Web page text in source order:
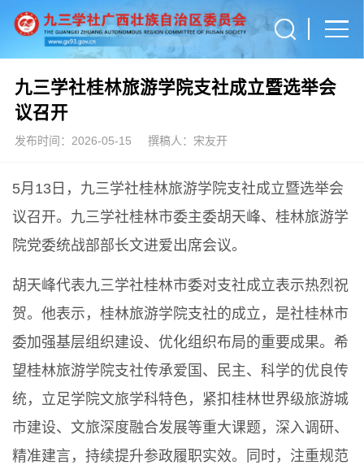
九三学社桂林旅游学院支社成立暨选举会
议召开
发布时间：2026-05-15 撰稿人：宋友开
5月13日，九三学社桂林旅游学院支社成立暨选举会
议召开。九三学社桂林市委主委胡天峰、桂林旅游学
院党委统战部部长文进爱出席会议。
胡天峰代表九三学社桂林市委对支社成立表示热烈祝
贺。他表示，桂林旅游学院支社的成立，是社桂林市
委加强基层组织建设、优化组织布局的重要成果。希
望桂林旅游学院支社传承爱国、民主、科学的优良传
统，立足学院文旅学科特色，紧扣桂林世界级旅游城
市建设、文旅深度融合发展等重大课题，深入调研、
精准建言，持续提升参政履职实效。同时，注重规范